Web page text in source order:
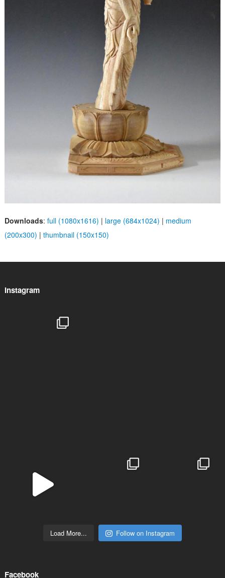
Downloads: full (1080x1616) | large (684x1024) | medium
(200x300) | thumbnail (150x150)
Instagram
Load More... Follow on Instagram
Facebook